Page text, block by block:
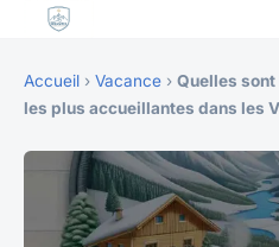
Accueil › Vacance › Quelles
les plus accueillantes dans les